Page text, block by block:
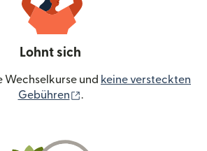
Lohnt sich
Wechselkurse und keine versteckten
Gebühren
.